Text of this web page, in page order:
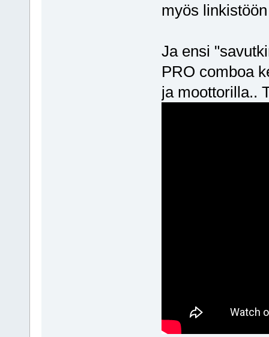
myös
Ja ensi
PRO comboa
ja moottorilla..